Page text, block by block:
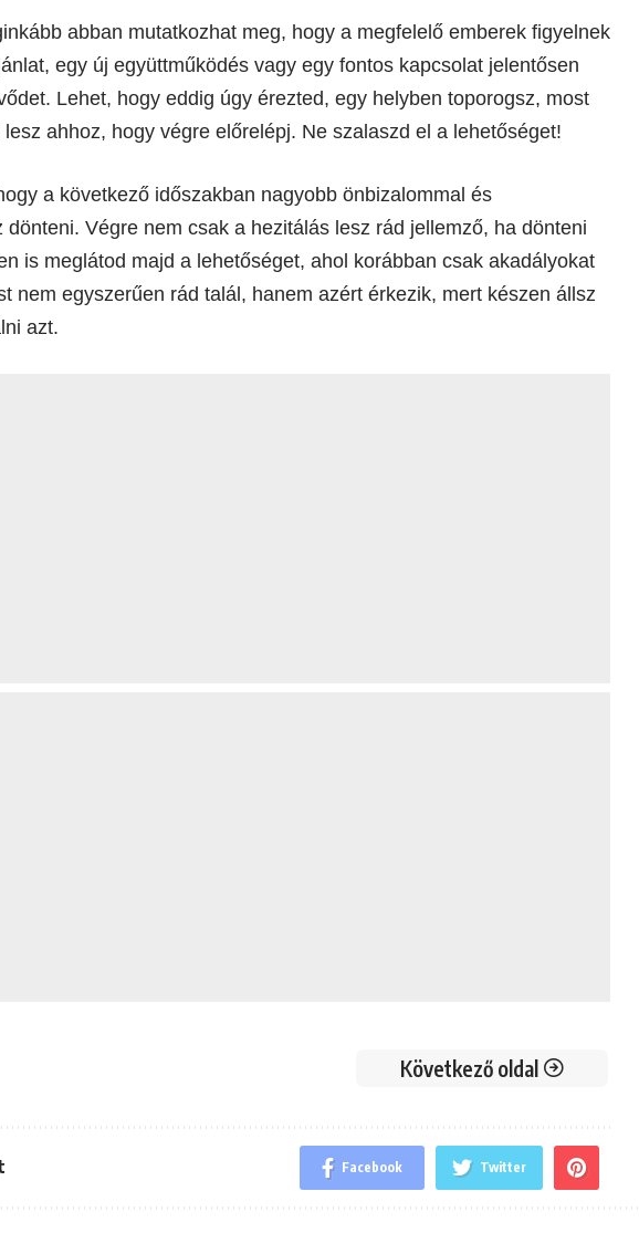
abban mutatkozhat meg, hogy a megfelelő emberek figyelnek
egy új együttműködés vagy egy fontos kapcsolat jelentősen
Lehet, hogy eddig úgy érezted, egy helyben toporogsz, most
ahhoz, hogy végre előrelépj. Ne szalaszd el a lehetőséget!
a következő időszakban nagyobb önbizalommal és
dönteni. Végre nem csak a hezitálás lesz rád jellemző, ha dönteni
is meglátod majd a lehetőséget, ahol korábban csak akadályokat
nem egyszerűen rád talál, hanem azért érkezik, mert készen állsz
azt.
Következő oldal
Facebook Twitter